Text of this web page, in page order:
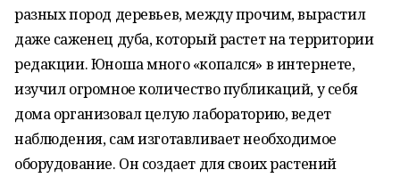
разных пород деревьев, между прочим, вырастил
даже саженец дуба, который растет на территории
редакции. Юноша много «копался» в интернете,
изучил огромное количество публикаций, у себя
дома организовал целую лабораторию, ведет
наблюдения, сам изготавливает необходимое
оборудование. Он создает для своих растений